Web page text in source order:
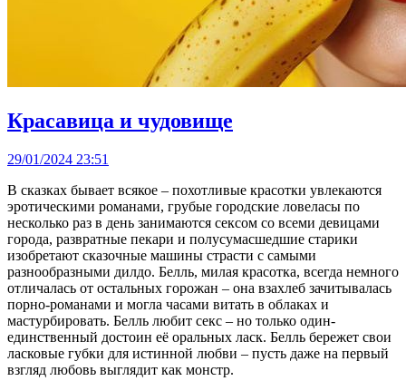
Красавица и чудовище
29/01/2024 23:51
В сказках бывает всякое – похотливые красотки увлекаются
эротическими романами, грубые городские ловеласы по
несколько раз в день занимаются сексом со всеми девицами
города, развратные пекари и полусумасшедшие старики
изобретают сказочные машины страсти с самыми
разнообразными дилдо. Белль, милая красотка, всегда немного
отличалась от остальных горожан – она взахлеб зачитывалась
порно-романами и могла часами витать в облаках и
мастурбировать. Белль любит секс – но только один-
единственный достоин её оральных ласк. Белль бережет свои
ласковые губки для истинной любви – пусть даже на первый
взгляд любовь выглядит как монстр.